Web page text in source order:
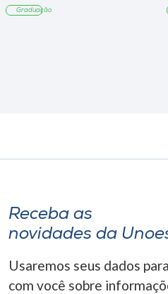
Graduação
Receba as
novidades da
Usaremos seus dados
com você sobre